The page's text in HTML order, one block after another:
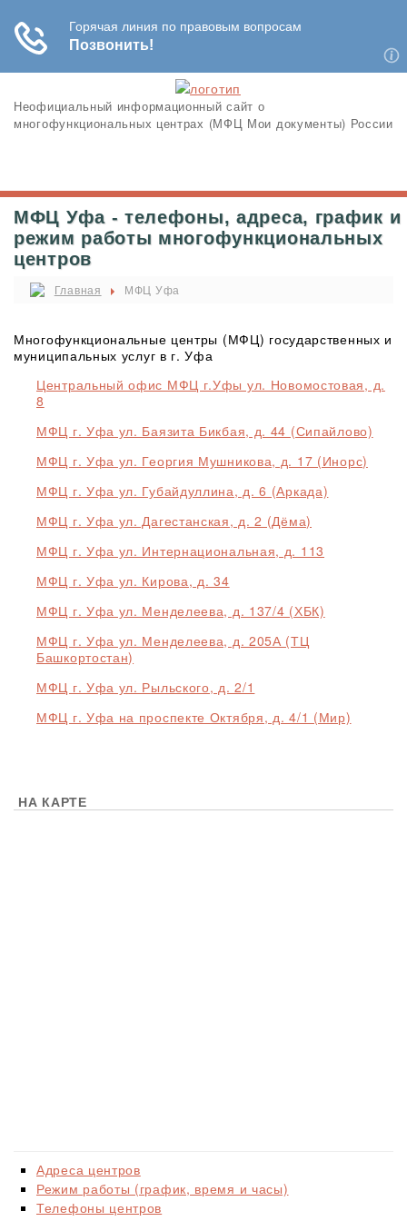
Неофициальный информационный сайт о
многофункциональных центрах (МФЦ Мои документы) России
МФЦ Уфа - телефоны, адреса, график и
режим работы многофункциональных
центров
Главная МФЦ Уфа
Многофункциональные центры (МФЦ) государственных и
муниципальных услуг в г. Уфа
Центральный офис МФЦ г.Уфы ул. Новомостовая, д.
8
МФЦ г. Уфа ул. Баязита Бикбая, д. 44 (Сипайлово)
МФЦ г. Уфа ул. Георгия Мушникова, д. 17 (Инорс)
МФЦ г. Уфа ул. Губайдуллина, д. 6 (Аркада)
МФЦ г. Уфа ул. Дагестанская, д. 2 (Дёма)
МФЦ г. Уфа ул. Интернациональная, д. 113
МФЦ г. Уфа ул. Кирова, д. 34
МФЦ г. Уфа ул. Менделеева, д. 137/4 (ХБК)
МФЦ г. Уфа ул. Менделеева, д. 205А (ТЦ
Башкортостан)
МФЦ г. Уфа ул. Рыльского, д. 2/1
МФЦ г. Уфа на проспекте Октября, д. 4/1 (Мир)
НА КАРТЕ
Адреса центров
Режим работы (график, время и часы)
Телефоны центров